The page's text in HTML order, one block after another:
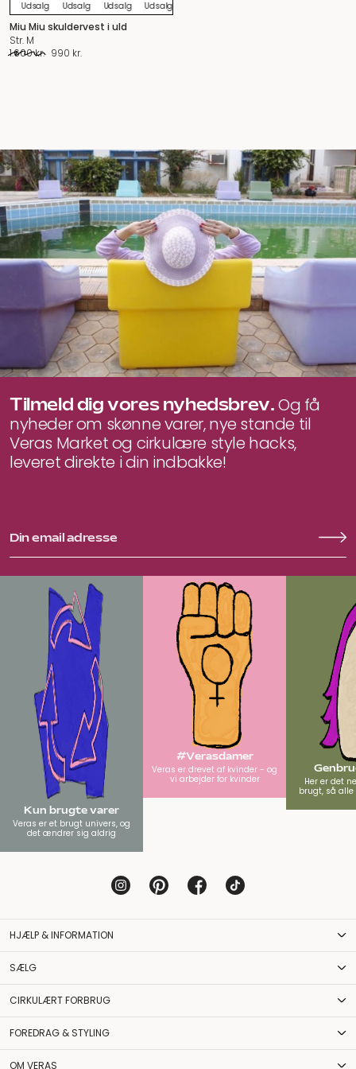
Udsalg Udsalg Udsalg Udsalg
Miu Miu skuldervest i uld
Str. M
1.600kr. Original
990 kr.Current
Tilmeld dig vores nyhedsbrev.Og få
nyheder om skønne varer, nye stande til
Veras Market og cirkulære style hacks,
leveret direkte i din indbakke!
Kun brugte varer
Veras er et brugt univers, og
det ændrer sig aldrig
#Verasdamer
Veras er drevet af kvinder - og
vi arbejder for kvinder
Her er det
brugt, så
HJÆLP & INFORMATION
SÆLG
CIRKULÆRT FORBRUG
FOREDRAG & STYLING
OM VERAS